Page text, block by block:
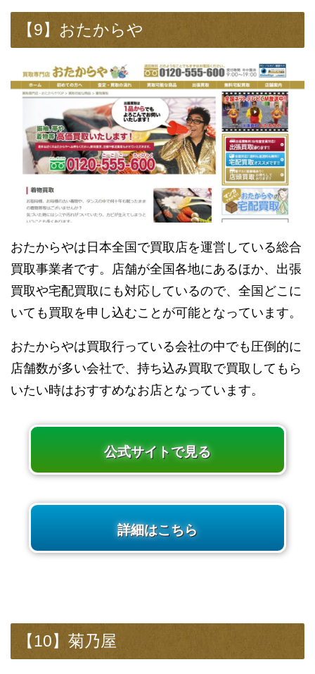
【9】おたからや
おたからやは日本全国で買取店を運営している総合
買取事業者です。店舗が全国各地にあるほか、出張
買取や宅配買取にも対応しているので、全国どこに
いても買取を申し込むことが可能となっています。
おたからやは買取行っている会社の中でも圧倒的に
店舗数が多い会社で、持ち込み買取で買取してもら
いたい時はおすすめなお店となっています。
公式サイトで見る
詳細はこちら
【10】菊乃屋